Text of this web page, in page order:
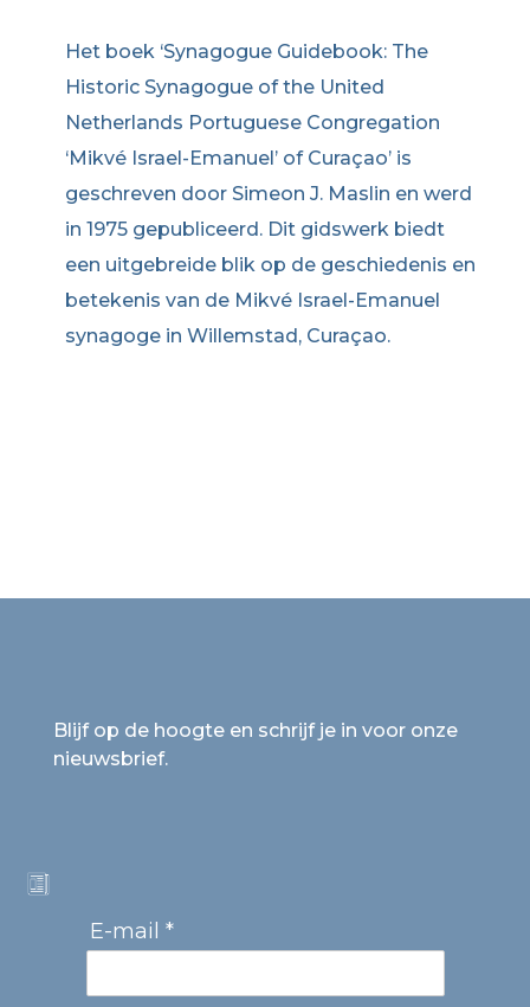
Het boek ‘Synagogue Guidebook: The
Historic Synagogue of the United
Netherlands Portuguese Congregation
‘Mikvé Israel-Emanuel’ of Curaçao’ is
geschreven door Simeon J. Maslin en werd
in 1975 gepubliceerd. Dit gidswerk biedt
een uitgebreide blik op de geschiedenis en
betekenis van de Mikvé Israel-Emanuel
synagoge in Willemstad, Curaçao.
Blijf op de hoogte en schrijf je in voor onze
nieuwsbrief.
E-mail *